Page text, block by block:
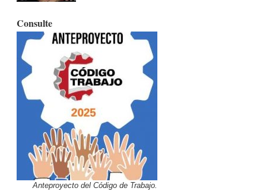
Consulte
Anteproyecto del Código de Trabajo.